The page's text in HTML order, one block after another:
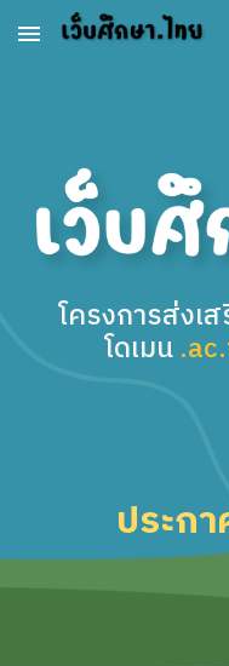
Skip to main content
โครงการส่งเ
โดเมน
ประก